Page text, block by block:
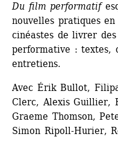
Du film performatif
nouvelles pratiques
cinéastes de livrer
performative : textes,
entretiens.
Avec Érik Bullot,
Clerc, Alexis Guillier,
Graeme Thomson,
Simon Ripoll-Hurier,